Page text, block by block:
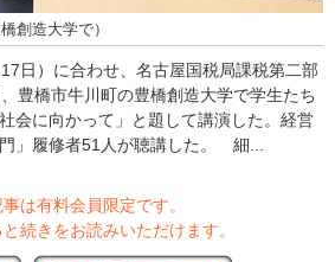
創造大学で）
日）に合わせ、名古屋国税局課税第二部
豊橋市牛川町の豊橋創造大学で学生たち
会に向かって」と題して講演した。経営
」履修者51人が聴講した。 細...
は有料会員限定です。
続きをお読みいただけます。